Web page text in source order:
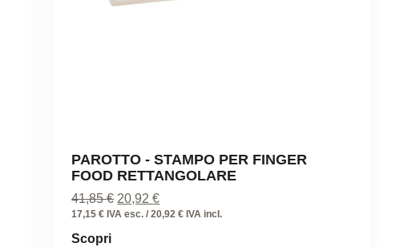
PAROTTO - STAMPO PER FINGER
FOOD RETTANGOLARE
41,85€ Il
prezzo
20,92€Il
prezzo
17,15 € IVA esc. / 20,92 € IVA incl.
Scopri